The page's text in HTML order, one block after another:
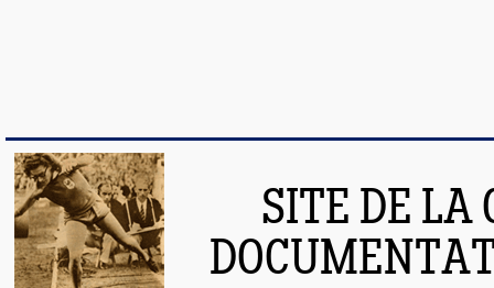
SITE DE LA